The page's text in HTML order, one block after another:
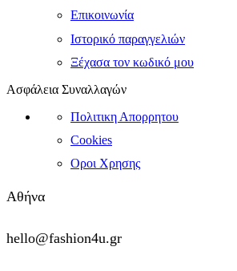
Επικοινωνία
Ιστορικό παραγγελιών
Ξέχασα τον κωδικό μου
Ασφάλεια Συναλλαγών
Πολιτικη Απορρητου
Cookies
Οροι Χρησης
Αθήνα
hello@fashion4u.gr